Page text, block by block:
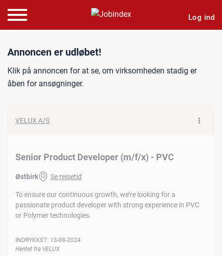
Log ind
Jobannonce: Senior
Annoncen er udløbet!
Klik på annoncen for at se, om virksomheden stadig er
åben for ansøgninger.
VELUX A/S
Senior Product Developer (m/f/x) - PVC
Østbirk Se rejsetid
To ensure our continuous growth, we’re looking for a
passionate product developer with strong experience in PVC
or Polymer technologies.
INDRYKKET: 13-08-2024
Hentet fra VELUX